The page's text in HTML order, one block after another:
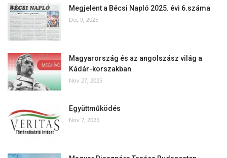
Megjelent a Bécsi Napló 2025. évi 6.száma
Dec 9, 2025
Magyarország és az angolszász világ a
Kádár-korszakban
Nov 27, 2025
Együttműködés
Nov 7, 2025